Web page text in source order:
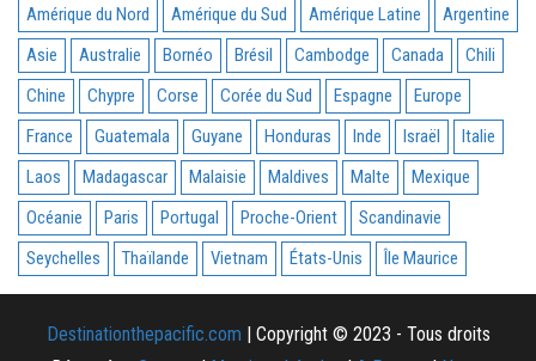
Amérique du Nord
Amérique du Sud Amérique Latine
Argentine
Asie
Australie Bornéo Brésil Cambodge Canada
Chili
Chine
Chypre Corse Corée du Sud Espagne
Europe
France
Guatemala Guyane Honduras Inde Israël
Italie
Laos
Madagascar Malaisie Maldives Malte
Mexique
Océanie
Paris Portugal Proche-Orient
Scandinavie
Seychelles
Thaïlande Vietnam États-Unis Île Maurice
Destinationthepacific.com | Copyright © 2023 - Tous droits